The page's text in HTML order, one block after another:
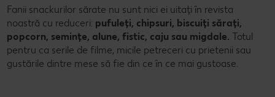
Fanii snackurilor sărate nu sunt nici ei uitați în revista
noastră cu reduceri: pufuleți, chipsuri, biscuiți sărați,
popcorn, semințe, alune, fistic, caju sau migdale. Totul
pentru ca serile de filme, micile petreceri cu prietenii sau
gustările dintre mese să fie din ce în ce mai gustoase.